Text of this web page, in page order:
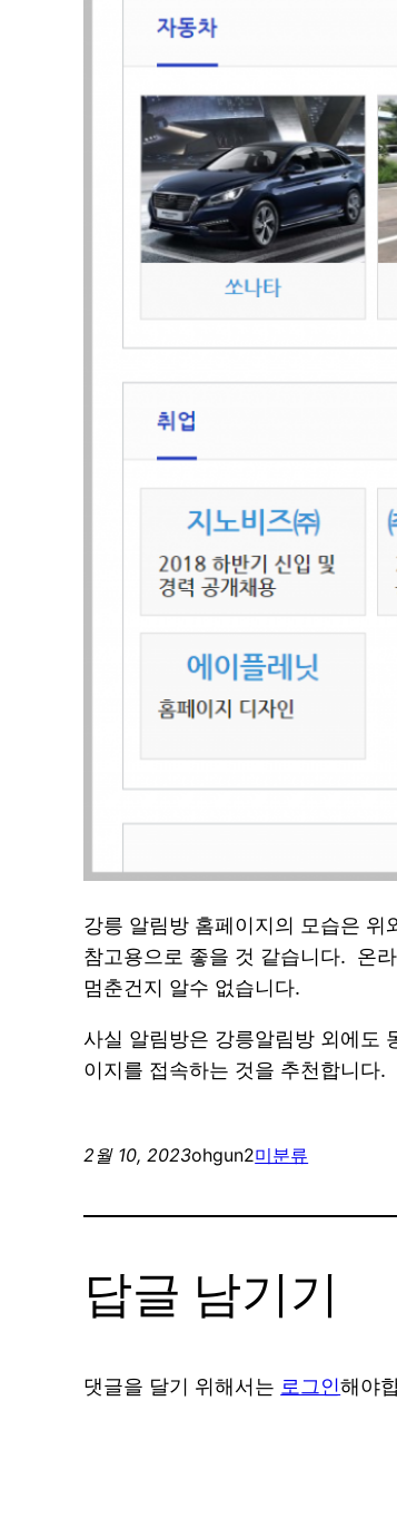
강릉 알림방 홈페이지의 모습은
참고용으로 좋을 것 같습니다. 온
멈춘건지 알수 없습니다.
사실 알림방은 강릉알림방 외에도
이지를 접속하는 것을 추천합니다.
2월 10, 2023ohgun2미분류
답글 남기기
댓글을 달기 위해서는 로그인해야